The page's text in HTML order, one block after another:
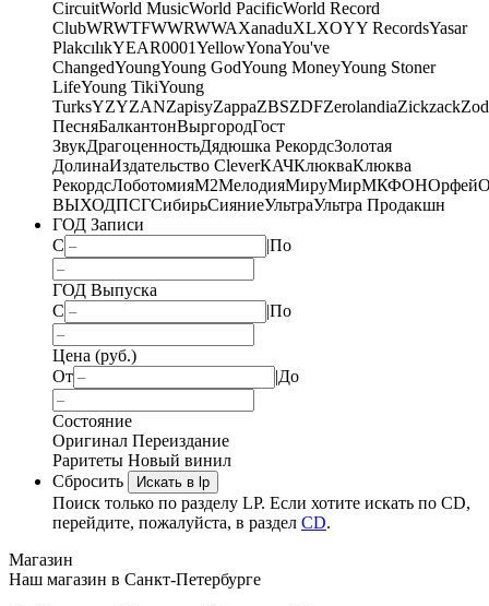
CircuitWorld MusicWorld PacificWorld Record
ClubWRWTFWWRWWAXanaduXLXOYY RecordsYasar
PlakcılıkYEAR0001YellowYonaYou've
ChangedYoungYoung GodYoung MoneyYoung Stoner
LifeYoung TikiYoung
TurksYZYZANZapisyZappaZBSZDFZerolandiaZickzack
ПесняБалкантонВыргородГост
ЗвукДрагоценностьДядюшка РекордсЗолотая
ДолинаИздательство CleverКАЧКлюкваКлюква
РекордсЛоботомияМ2МелодияМируМирМКФОНОрфей
ВЫХОДПСГСибирьСияниеУльтраУльтра Продакшн
ГОД Записи
С
|По
ГОД Выпуска
С
|По
Цена (руб.)
От
|До
Состояние
Оригинал Переиздание
Раритеты Новый винил
Сбросить
Искать в lp
Поиск только по разделу LP. Если хотите искать по CD,
перейдите, пожалуйста, в раздел CD.
Магазин
Наш магазин в Санкт-Петербурге